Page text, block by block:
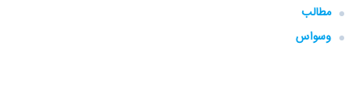
مطالب
وسواس